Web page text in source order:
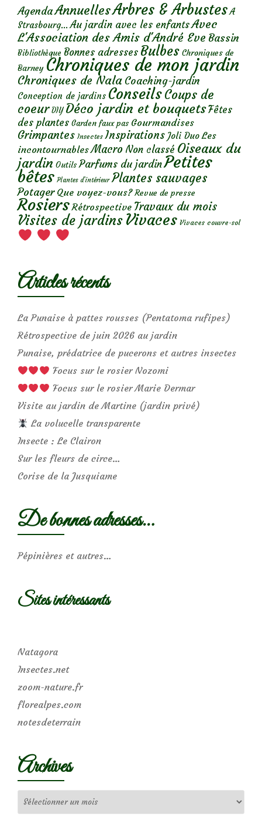
AgendaAnnuellesArbres & Arbustes A
Strasbourg... Au jardin avec les enfantsAvec
L'Association des Amis d'André Eve Bassin
Bibliothèque Bonnes adresses Bulbes Chroniques de
Barney Chroniques de mon jardin
Chroniques de Nala Coaching-jardin
Conception de jardins ConseilsCoups de
coeur DIY Déco jardin et bouquetsFêtes
des plantes Garden faux pas Gourmandises
Grimpantes Insectes Inspirations Joli Duo Les
incontournables Macro Non classé Oiseaux du
jardin Outils Parfums du jardinPetites
bêtes Plantes d’intérieur Plantes sauvages
Potager Que voyez-vous? Revue de presse
Rosiers Rétrospective Travaux du mois
Visites de jardins Vivaces Vivaces couvre-sol
Articles récents
La Punaise à pattes rousses (Pentatoma rufipes)
Rétrospective de juin 2026 au jardin
Punaise, prédatrice de pucerons et autres insectes
Focus sur le rosier Nozomi
Focus sur le rosier Marie Dermar
Visite au jardin de Martine (jardin privé)
La volucelle transparente
Insecte : Le Clairon
Sur les fleurs de circe…
Corise de la Jusquiame
De bonnes adresses…
Pépinières et autres…
Sites intéressants
Natagora
Insectes.net
zoom-nature.fr
florealpes.com
notesdeterrain
Archives